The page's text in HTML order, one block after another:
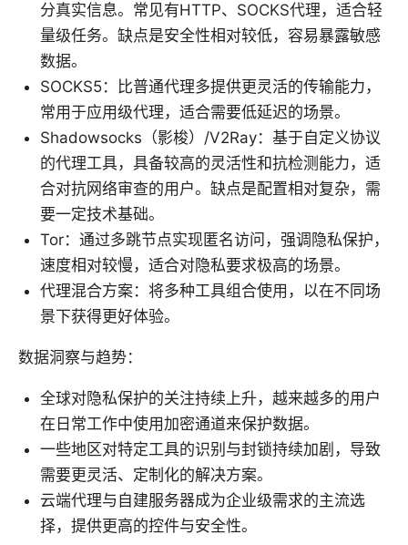
分真实信息。常见有HTTP、SOCKS代理，适合轻
量级任务。缺点是安全性相对较低，容易暴露敏感
数据。
SOCKS5：比普通代理多提供更灵活的传输能力，
常用于应用级代理，适合需要低延迟的场景。
Shadowsocks（影梭）/V2Ray：基于自定义协议
的代理工具，具备较高的灵活性和抗检测能力，适
合对抗网络审查的用户。缺点是配置相对复杂，需
要一定技术基础。
Tor：通过多跳节点实现匿名访问，强调隐私保护，
速度相对较慢，适合对隐私要求极高的场景。
代理混合方案：将多种工具组合使用，以在不同场
景下获得更好体验。
数据洞察与趋势：
全球对隐私保护的关注持续上升，越来越多的用户
在日常工作中使用加密通道来保护数据。
一些地区对特定工具的识别与封锁持续加剧，导致
需要更灵活、定制化的解决方案。
云端代理与自建服务器成为企业级需求的主流选
择，提供更高的控件与安全性。